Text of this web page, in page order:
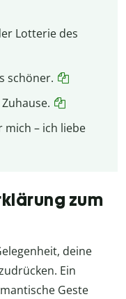
Lotterie des
schöner.
mich – ich liebe
zum
deine
Ein
Geste